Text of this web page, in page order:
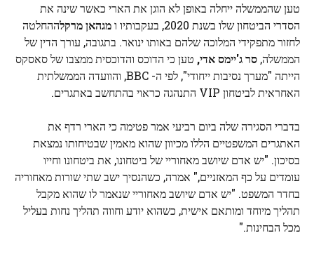
טען שהממשלה ייחלה באופן לא הוגן את הארי כאשר שינה את
הסדרי הביטחון שלו בשנת 2020, בעקבותיו ו
מגהאן מרקלההחלטה
לחזור מתפקידי המלוכה שלהם באותו ינואר. בתגובה, עורך הדין של
הממשלה, סר ג'יימס אדי, טען כי הדוכס והדוכסית ממצבו של סאסקס
הייתה "מערך נסיבות ייחודי", לפי ה- BBC, והוועדה הממשלתית
האחראית לביטחון VIP התנהגה כראוי בהתחשב באתגרים.
בדברי הסגירה שלה ביום רביעי אמר פטימה כי הארי רדף את
האתגרים המשפטיים הללו מכיוון שהוא מאמין שבטיחותו נמצאת
בסיכון. "יש אדם שיושב מאחוריי של ביטחונו, את ביטחונו וחייו
עומדים על כף המאזניים," אמרה, כשהנסיך ישב שתי שורות מאחוריה
בחדר המשפט. "יש אדם שיושב מאחוריי שנאמר לו שהוא מקבל
תהליך מיוחד ומותאם אישית, כשהוא יודע וחווה תהליך נחות בעליל
מכל הבחינות."